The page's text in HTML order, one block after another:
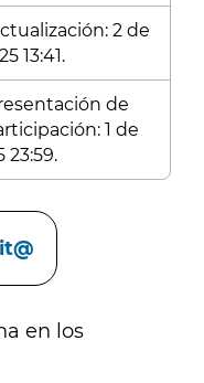
2 de
13:41.
de
1 de
en los